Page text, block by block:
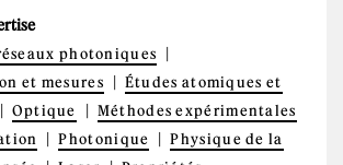
photoniques
et mesures
Études atomiques et
Optique
Méthodes expérimentales
Photonique
Physique de la